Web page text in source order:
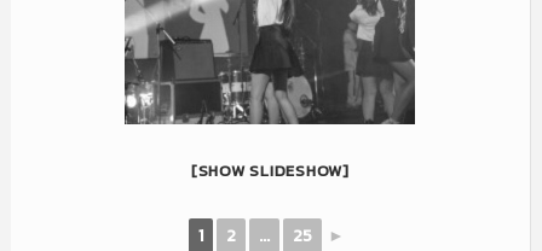
[SHOW SLIDESHOW]
1 2 ... 25 ►